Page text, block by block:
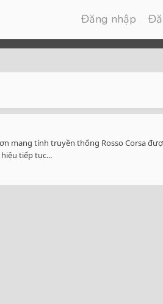
Đăng nhập
mang tính truyền thống Rosso Corsa
tiếp tục...